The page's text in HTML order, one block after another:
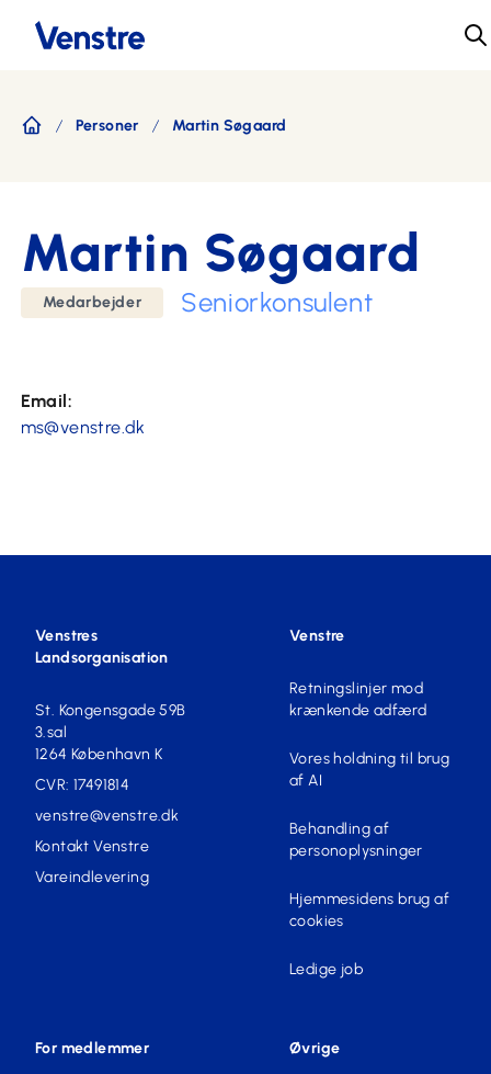
Personer Martin Søgaard
Martin Søgaard
Medarbejder Seniorkonsulent
Email:
ms@venstre.dk
Venstres
Landsorganisation
St. Kongensgade 59B
3.sal
1264 København K
CVR: 17491814
venstre@venstre.dk
Kontakt Venstre
Vareindlevering
Venstre
Retningslinjer mod
krænkende adfærd
Vores holdning til brug
af AI
Behandling af
personoplysninger
Hjemmesidens brug af
cookies
Ledige job
For medlemmer Øvrige